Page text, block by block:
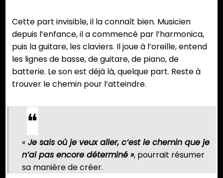
Cette part invisible, il la connaît bien. Musicien
depuis l’enfance, il a commencé par l’harmonica,
puis la guitare, les claviers. Il joue à l’oreille, entend
les lignes de basse, de guitare, de piano, de
batterie. Le son est déjà là, quelque part. Reste à
trouver le chemin pour l’atteindre.
« Je sais où je veux aller, c’est le chemin que je
n’ai pas encore déterminé », pourrait résumer
sa manière de créer.